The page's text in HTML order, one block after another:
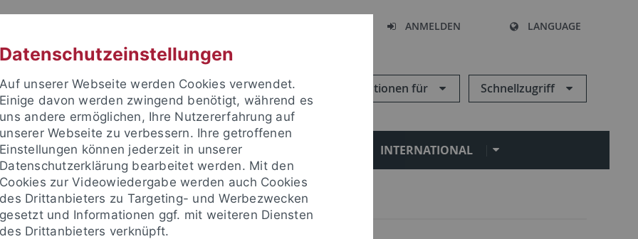
ANMELDEN LANGUAGE
Informationen für Schnellzugriff
FORSCHUNG EINRICHTUNGEN INTERNATIONAL
Datenschutzeinstellungen
Auf unserer Webseite werden Cookies verwendet.
Einige davon werden zwingend benötigt, während es
uns andere ermöglichen, Ihre Nutzererfahrung auf
unserer Webseite zu verbessern. Ihre getroffenen
Einstellungen können jederzeit in unserer
Datenschutzerklärung bearbeitet werden. Mit den
Cookies zur Videowiedergabe werden auch Cookies
des Drittanbieters zu Targeting- und Werbezwecken
gesetzt und Informationen ggf. mit weiteren Diensten
des Drittanbieters verknüpft.